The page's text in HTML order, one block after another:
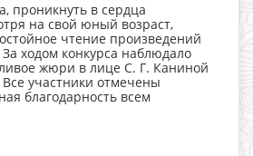
проникнуть в сердца
на свой юный возраст,
чтение произведений
ходом конкурса наблюдало
жюри в лице С. Г. Каниной
участники отмечены
благодарность всем